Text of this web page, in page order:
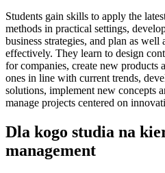
Students gain skills to apply the
methods in practical settings,
business strategies, and plan as
effectively. They learn to design
for companies, create new products
ones in line with current trends,
solutions, implement new concepts
manage projects centered on
Dla kogo studia na
management